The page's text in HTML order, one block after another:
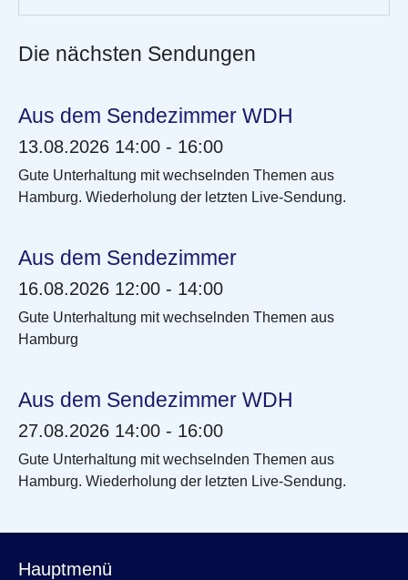
Die nächsten Sendungen
Aus dem Sendezimmer WDH
13.08.2026 14:00 - 16:00
Gute Unterhaltung mit wechselnden Themen aus
Hamburg. Wiederholung der letzten Live-Sendung.
Aus dem Sendezimmer
16.08.2026 12:00 - 14:00
Gute Unterhaltung mit wechselnden Themen aus
Hamburg
Aus dem Sendezimmer WDH
27.08.2026 14:00 - 16:00
Gute Unterhaltung mit wechselnden Themen aus
Hamburg. Wiederholung der letzten Live-Sendung.
Hauptmenü